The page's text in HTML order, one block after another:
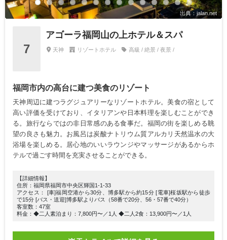
出典：jalan.net
7
アゴーラ福岡山の上ホテル＆スパ
天神 リゾートホテル 高級 / 絶景 / 夜景 /
福岡市内の高台に建つ美食のリゾート
天神周辺に建つラグジュアリーなリゾートホテル。美食の宿として
高い評価を受けており、イタリアンや日本料理を楽しむことができ
る。旅行ならではの非日常感のある食事だ。福岡の街を楽しめる眺
望の良さも魅力。お風呂は炭酸ナトリウム質アルカリ天然温水の大
浴場を楽しめる。居心地のいいラウンジやマッサージがあるからホ
テルで過ごす時間を充実させることができる。
【詳細情報】
住所：福岡県福岡市中央区輝国1-1-33
アクセス： [車]福岡空港から30分、博多駅から約15分 [電車]桜坂駅から徒歩
で15分 [バス・送迎]博多駅よりバス（58番で20分、56・57番で40分）
客室数：47室
料金：◆二人素泊まり：7,800円〜／1人 ◆二人2食：13,900円〜／1人